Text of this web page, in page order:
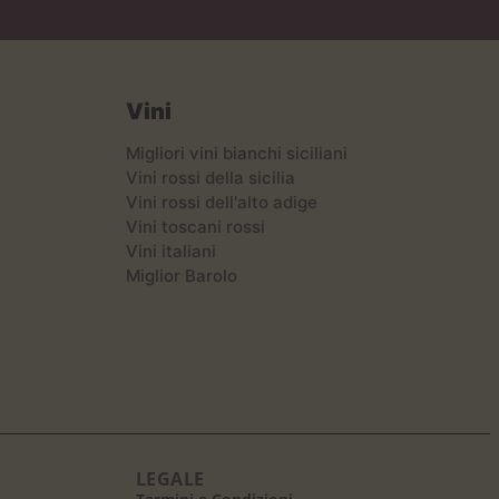
Vini
Migliori vini bianchi siciliani
Vini rossi della sicilia
Vini rossi dell'alto adige
Vini toscani rossi
Vini italiani
Miglior Barolo
LEGALE